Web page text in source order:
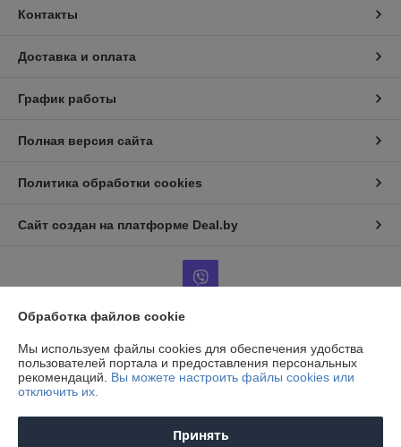
Контакты
Доставка и оплата
График работы
Полная версия сайта
Политика обработки cookies
Сайт создан на платформе Deal.by
Информация для покупателя
Юридическое лицо:ООО "Агро-ДВС"
г. Минск, ул. Пономаренко, д.35А, пом.502.
Регистрационный номер ЕГР: 190675666
Обработка файлов cookie
Мы используем файлы cookies для обеспечения удобства
пользователей портала и предоставления персональных
рекомендаций. Вы можете настроить файлы cookies или
отключить их.
Принять